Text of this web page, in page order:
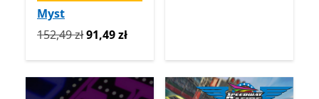
Myst
Pierwotnie 152,49 zł teraz 91,49 zł
152,49 zł91,49 zł